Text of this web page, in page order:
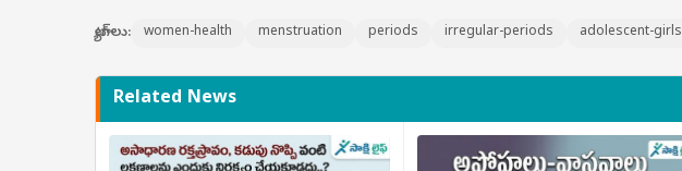
ట్యాగ్‌లు: women-health menstruation periods irregular-periods adolescent-girls
Related News